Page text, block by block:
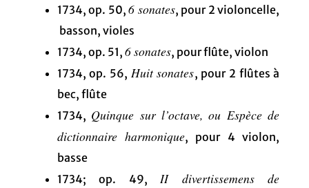
1734, op. 50,6 sonates, pour 2 violoncelle,
basson, violes
1734, op. 51, 6 sonates, pour flûte, violon
1734, op. 56, Huit sonates, pour 2 flûtes à
bec, flûte
1734, Quinque sur l’octave, ou Espèce de
dictionnaire harmonique, pour 4 violon,
basse
1734; op. 49,II divertissemens de